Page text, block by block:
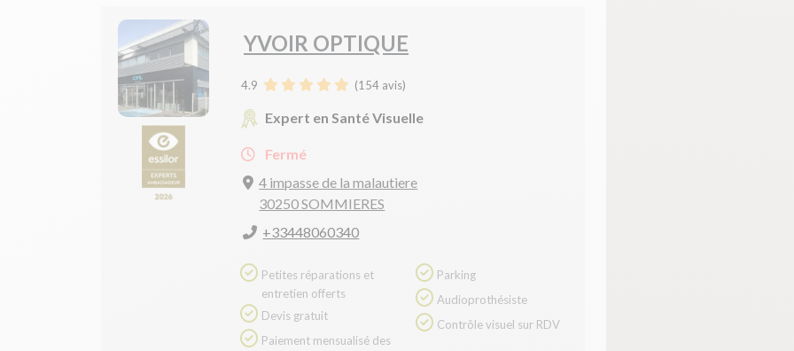
YVOIR OPTIQUE
4.9 (154 avis)
Expert en Santé Visuelle
Fermé
4 impasse de la malautiere
30250 SOMMIERES
+33448060340
entretien offerts
Devis gratuit
Parking
Audioprothésiste
Contrôle visuel sur RDV